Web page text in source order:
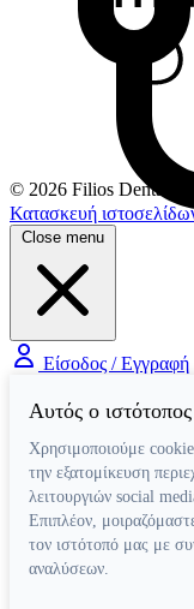
Συσκευές
Συσκευές
Ξέστρα
Συσκευές
Συσκευές
Κλίβανοι
CAD-CAM
© 2026 Filios Dental.
Κατασκευή
Close menu
Είσοδος / Εγγραφή
Αυτός ο
Χρησιμοποιούμε
την εξατομίκευση
λειτουργιών social
Επιπλέον,
τον ιστότοπό μας με
αναλύσεων.